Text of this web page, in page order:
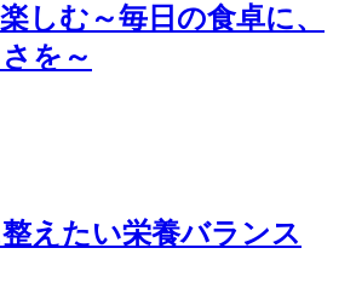
しむ～毎日の食卓に、
を～
えたい栄養バランス